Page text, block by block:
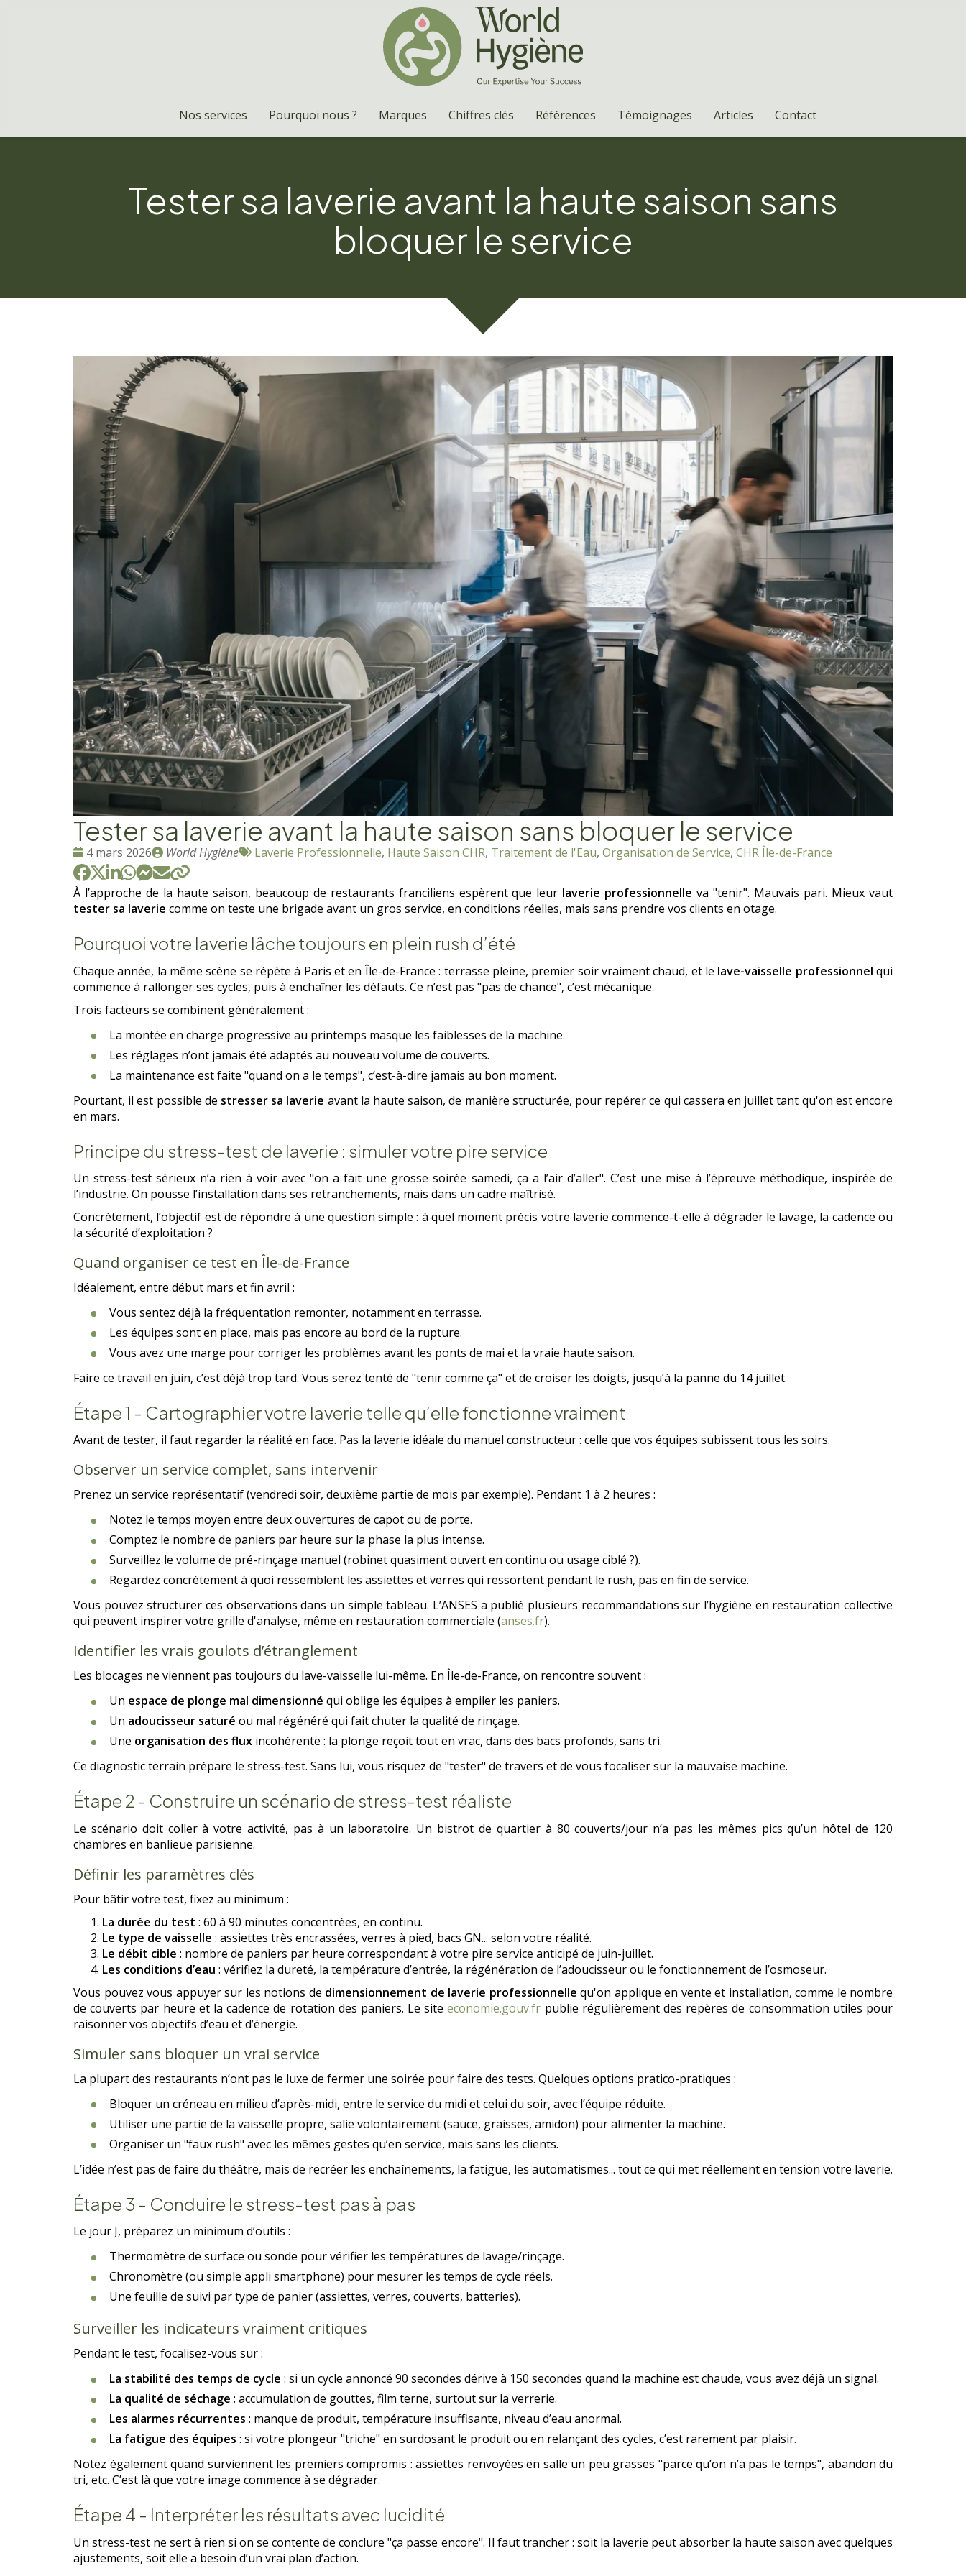
Nos services Pourquoi nous ? Marques Chiffres clés Références Témoignages Articles Contact
Tester sa laverie avant la haute saison sans
bloquer le service
Tester sa laverie avant la haute saison sans bloquer le service
Date
:
4 mars 2026
Publié
par
World Hygiène
Tags
Laverie Professionnelle, Haute Saison CHR, Traitement de l'Eau, Organisation de Service, CHR Île-de-France
À l’approche de la haute saison, beaucoup de restaurants franciliens espèrent que leur laverie professionnelle va "tenir". Mauvais pari. Mieux vaut
tester sa laverie comme on teste une brigade avant un gros service, en conditions réelles, mais sans prendre vos clients en otage.
Pourquoi votre laverie lâche toujours en plein rush d’été
Chaque année, la même scène se répète à Paris et en Île-de-France : terrasse pleine, premier soir vraiment chaud, et le lave-vaisselle professionnel qui
commence à rallonger ses cycles, puis à enchaîner les défauts. Ce n’est pas "pas de chance", c’est mécanique.
Trois facteurs se combinent généralement :
La montée en charge progressive au printemps masque les faiblesses de la machine.
Les réglages n’ont jamais été adaptés au nouveau volume de couverts.
La maintenance est faite "quand on a le temps", c’est-à-dire jamais au bon moment.
Pourtant, il est possible de stresser sa laverie avant la haute saison, de manière structurée, pour repérer ce qui cassera en juillet tant qu'on est encore
en mars.
Principe du stress-test de laverie : simuler votre pire service
Un stress-test sérieux n’a rien à voir avec "on a fait une grosse soirée samedi, ça a l’air d’aller". C’est une mise à l’épreuve méthodique, inspirée de
l’industrie. On pousse l’installation dans ses retranchements, mais dans un cadre maîtrisé.
Concrètement, l’objectif est de répondre à une question simple : à quel moment précis votre laverie commence-t-elle à dégrader le lavage, la cadence ou
la sécurité d’exploitation ?
Quand organiser ce test en Île-de-France
Idéalement, entre début mars et fin avril :
Vous sentez déjà la fréquentation remonter, notamment en terrasse.
Les équipes sont en place, mais pas encore au bord de la rupture.
Vous avez une marge pour corriger les problèmes avant les ponts de mai et la vraie haute saison.
Faire ce travail en juin, c’est déjà trop tard. Vous serez tenté de "tenir comme ça" et de croiser les doigts, jusqu’à la panne du 14 juillet.
Étape 1 - Cartographier votre laverie telle qu’elle fonctionne vraiment
Avant de tester, il faut regarder la réalité en face. Pas la laverie idéale du manuel constructeur : celle que vos équipes subissent tous les soirs.
Observer un service complet, sans intervenir
Prenez un service représentatif (vendredi soir, deuxième partie de mois par exemple). Pendant 1 à 2 heures :
Notez le temps moyen entre deux ouvertures de capot ou de porte.
Comptez le nombre de paniers par heure sur la phase la plus intense.
Surveillez le volume de pré-rinçage manuel (robinet quasiment ouvert en continu ou usage ciblé ?).
Regardez concrètement à quoi ressemblent les assiettes et verres qui ressortent pendant le rush, pas en fin de service.
Vous pouvez structurer ces observations dans un simple tableau. L’ANSES a publié plusieurs recommandations sur l’hygiène en restauration collective
qui peuvent inspirer votre grille d'analyse, même en restauration commerciale (anses.fr).
Identifier les vrais goulots d’étranglement
Les blocages ne viennent pas toujours du lave-vaisselle lui-même. En Île-de-France, on rencontre souvent :
Un espace de plonge mal dimensionné qui oblige les équipes à empiler les paniers.
Un adoucisseur saturé ou mal régénéré qui fait chuter la qualité de rinçage.
Une organisation des flux incohérente : la plonge reçoit tout en vrac, dans des bacs profonds, sans tri.
Ce diagnostic terrain prépare le stress-test. Sans lui, vous risquez de "tester" de travers et de vous focaliser sur la mauvaise machine.
Étape 2 - Construire un scénario de stress-test réaliste
Le scénario doit coller à votre activité, pas à un laboratoire. Un bistrot de quartier à 80 couverts/jour n’a pas les mêmes pics qu’un hôtel de 120
chambres en banlieue parisienne.
Définir les paramètres clés
Pour bâtir votre test, fixez au minimum :
La durée du test : 60 à 90 minutes concentrées, en continu.
Le type de vaisselle : assiettes très encrassées, verres à pied, bacs GN... selon votre réalité.
Le débit cible : nombre de paniers par heure correspondant à votre pire service anticipé de juin-juillet.
Les conditions d’eau : vérifiez la dureté, la température d’entrée, la régénération de l’adoucisseur ou le fonctionnement de l’osmoseur.
Vous pouvez vous appuyer sur les notions de dimensionnement de laverie professionnelle qu'on applique en vente et installation, comme le nombre
de couverts par heure et la cadence de rotation des paniers. Le siteeconomie.gouv.fr publie régulièrement des repères de consommation utiles pour
raisonner vos objectifs d’eau et d’énergie.
Simuler sans bloquer un vrai service
La plupart des restaurants n’ont pas le luxe de fermer une soirée pour faire des tests. Quelques options pratico-pratiques :
Bloquer un créneau en milieu d’après-midi, entre le service du midi et celui du soir, avec l’équipe réduite.
Utiliser une partie de la vaisselle propre, salie volontairement (sauce, graisses, amidon) pour alimenter la machine.
Organiser un "faux rush" avec les mêmes gestes qu’en service, mais sans les clients.
L’idée n’est pas de faire du théâtre, mais de recréer les enchaînements, la fatigue, les automatismes... tout ce qui met réellement en tension votre laverie.
Étape 3 - Conduire le stress-test pas à pas
Le jour J, préparez un minimum d’outils :
Thermomètre de surface ou sonde pour vérifier les températures de lavage/rinçage.
Chronomètre (ou simple appli smartphone) pour mesurer les temps de cycle réels.
Une feuille de suivi par type de panier (assiettes, verres, couverts, batteries).
Surveiller les indicateurs vraiment critiques
Pendant le test, focalisez-vous sur :
La stabilité des temps de cycle : si un cycle annoncé 90 secondes dérive à 150 secondes quand la machine est chaude, vous avez déjà un signal.
La qualité de séchage : accumulation de gouttes, film terne, surtout sur la verrerie.
Les alarmes récurrentes : manque de produit, température insuffisante, niveau d’eau anormal.
La fatigue des équipes : si votre plongeur "triche" en surdosant le produit ou en relançant des cycles, c’est rarement par plaisir.
Notez également quand surviennent les premiers compromis : assiettes renvoyées en salle un peu grasses "parce qu’on n’a pas le temps", abandon du
tri, etc. C’est là que votre image commence à se dégrader.
Étape 4 - Interpréter les résultats avec lucidité
Un stress-test ne sert à rien si on se contente de conclure "ça passe encore". Il faut trancher : soit la laverie peut absorber la haute saison avec quelques
ajustements, soit elle a besoin d’un vrai plan d’action.